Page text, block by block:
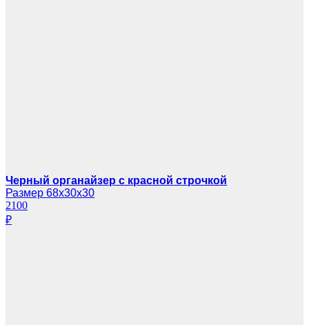
Черный органайзер с красной строчкой
Размер 68х30х30
2100
₽